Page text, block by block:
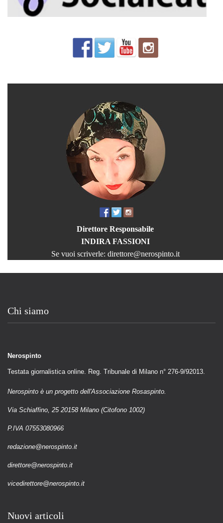
Direttore Responsabile
INDIRA FASSIONI
Se vuoi scriverle: direttore@nerospinto.it
Chi siamo
Nerospinto
Testata giornalistica online. Reg. Tribunale di Milano n° 276-9/92013.
Nerospinto è un progetto dell'Associazione Rosaspinto.
Via Schiaffino, 25 20158 Milano (Citofono 1002)
P.IVA 07553080966
redazione@nerospinto.it
direttore@nerospinto.it
vicedirettore@nerospinto.it
Nuovi articoli